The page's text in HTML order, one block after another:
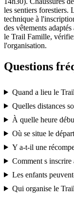
les sentiers forestiers.
technique à
des vêtements
le Trail Famille,
l'organisation.
Questions
Quand a lieu le
Quelles distances
À quelle heure
Où se situe le
Y a-t-il une
Comment s inscrire
Les enfants
Qui organise le